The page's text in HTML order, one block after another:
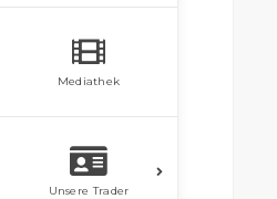
Mediathek
Unsere Trader